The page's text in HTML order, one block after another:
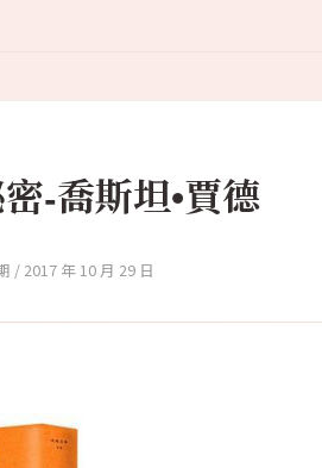
-喬斯坦•賈德
2017 年 10 月 29 日